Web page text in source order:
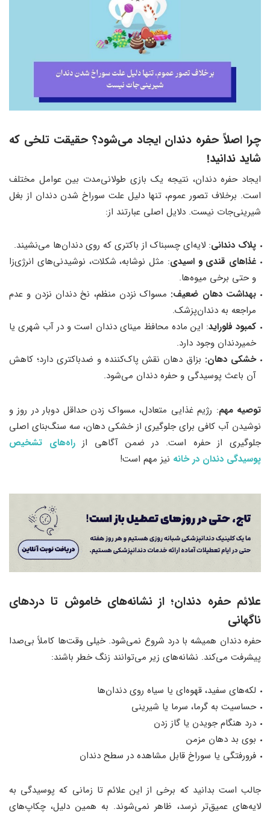
چرا اصلاً حفره دندان ایجاد می‌شود؟ حقیقت تلخی که
شاید ندانید!
ایجاد حفره دندان، نتیجه یک بازی طولانی‌مدت بین عوامل مختلف
است. برخلاف تصور عموم، تنها دلیل علت سوراخ شدن دندان از بغل
شیرینی‌جات نیست. دلایل اصلی عبارتند از:
پلاک دندانی: لایه‌ای چسبناک از باکتری که روی دندان‌ها می‌نشیند.
غذاهای قندی و اسیدی: مثل نوشابه، شکلات، نوشیدنی‌های انرژی‌زا
و حتی برخی میوه‌ها.
بهداشت دهان ضعیف: مسواک نزدن منظم، نخ دندان نزدن و عدم
مراجعه به دندان‌پزشک.
کمبود فلوراید: این ماده محافظ مینای دندان است و در آب شهری یا
خمیردندان وجود دارد.
خشکی دهان: بزاق دهان نقش پاک‌کننده و ضدباکتری دارد؛ کاهش
آن باعث پوسیدگی و حفره دندان می‌شود.
توصیه مهم: رژیم غذایی متعادل، مسواک زدن حداقل دوبار در روز و
نوشیدن آب کافی برای جلوگیری از خشکی دهان، سه سنگ‌بنای اصلی
جلوگیری از حفره است. در ضمن آگاهی ازراه‌های تشخیص
پوسیدگی دندان در خانه نیز مهم است!
علائم حفره دندان؛ از نشانه‌های خاموش تا دردهای
ناگهانی
حفره دندان همیشه با درد شروع نمی‌شود. خیلی وقت‌ها کاملاً بی‌صدا
پیشرفت می‌کند. نشانه‌های زیر می‌توانند زنگ خطر باشند:
لکه‌های سفید، قهوه‌ای یا سیاه روی دندان‌ها
حساسیت به گرما، سرما یا شیرینی
درد هنگام جویدن یا گاز زدن
بوی بد دهان مزمن
فرورفتگی یا سوراخ قابل مشاهده در سطح دندان
جالب است بدانید که برخی از این علائم تا زمانی که پوسیدگی به
لایه‌های عمیق‌تر نرسد، ظاهر نمی‌شوند. به همین دلیل، چکاپ‌های